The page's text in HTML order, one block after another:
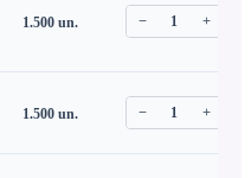
1.500un. − 1 +
1.500un. − 1 +